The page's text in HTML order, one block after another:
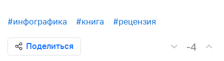
#инфографика #книга #рецензия
Поделиться -4